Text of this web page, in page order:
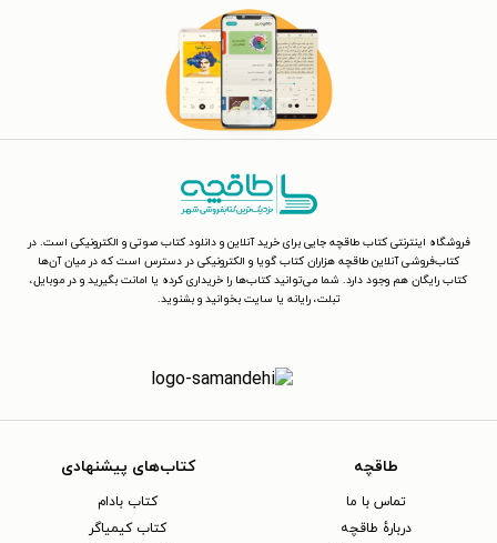
فروشگاه اینترنتی کتاب طاقچه جایی برای خرید آنلاین و دانلود کتاب صوتی و الکترونیکی است. در
کتاب‌فروشی آنلاین طاقچه هزاران کتاب گویا و الکترونیکی در دسترس است که در میان آن‌ها
کتاب رایگان هم وجود دارد. شما می‌توانید کتاب‌ها را خریداری کرده یا امانت بگیرید و در موبایل،
تبلت، رایانه یا سایت بخوانید و بشنوید.
طاقچه
تماس با ما
دربارهٔ طاقچه
کتاب‌های پیشنهادی
کتاب بادام
کتاب کیمیاگر